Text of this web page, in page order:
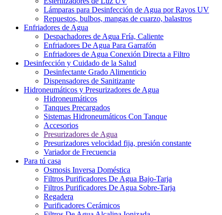
Lámparas para Desinfección de Agua por Rayos UV
Repuestos, bulbos, mangas de cuarzo, balastros
Enfriadores de Agua
Despachadores de Agua Fría, Caliente
Enfriadores De Agua Para Garrafón
Enfriadores de Agua Conexión Directa a Filtro
Desinfección y Cuidado de la Salud
Desinfectante Grado Alimenticio
Dispensadores de Sanitizante
Hidroneumáticos y Presurizadores de Agua
Hidroneumáticos
Tanques Precargados
Sistemas Hidroneumáticos Con Tanque
Accesorios
Presurizadores de Agua
Presurizadores velocidad fija, presión constante
Variador de Frecuencia
Para tú casa
Osmosis Inversa Doméstica
Filtros Purificadores De Agua Bajo-Tarja
Filtros Purificadores De Agua Sobre-Tarja
Regadera
Purificadores Cerámicos